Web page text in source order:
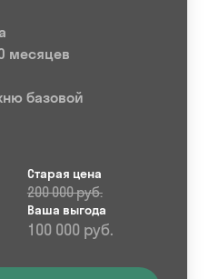
месяцев
базовой
Старая цена
200 000 руб.
Ваша выгода
100 000 руб.